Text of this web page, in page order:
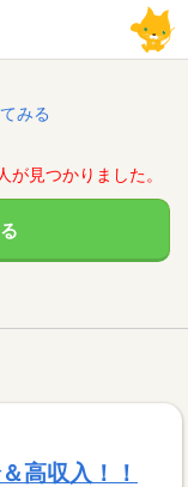
みる
見つかりました。
高収入！！